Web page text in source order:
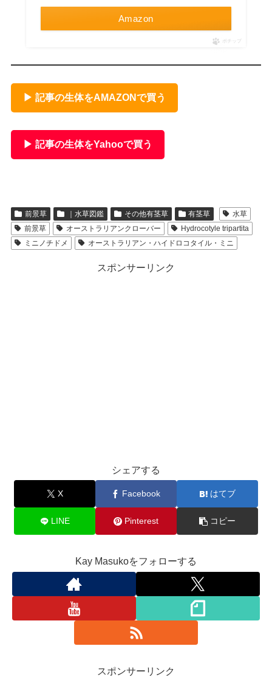
Amazon
ポチップ
▶ 記事の生体をAMAZONで買う
▶ 記事の生体をYahooで買う
前景草 ｜水草図鑑 その他有茎草 有茎草
水草
前景草
オーストラリアンクローバー
Hydrocotyle tripartita
ミニノチドメ
オーストラリアン・ハイドロコタイル・ミニ
スポンサーリンク
シェアする
X Facebook はてブ
LINE Pinterest コピー
Kay Masukoをフォローする
スポンサーリンク